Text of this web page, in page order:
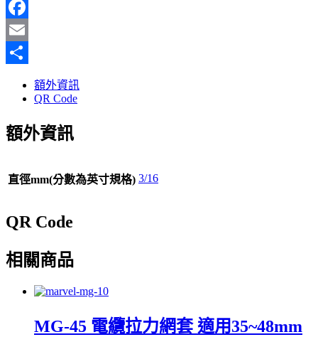
Line
Facebook
Email
額外資訊
QR Code
額外資訊
直徑mm(分數為英寸規格) 3/16
QR Code
相關商品
MG-45 電纜拉力網套 適用35~48mm